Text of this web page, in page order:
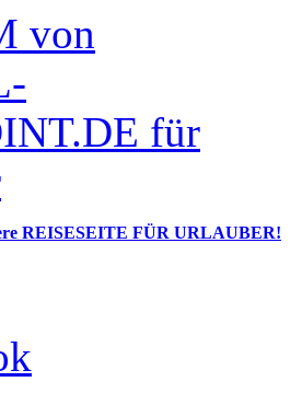
REISESEITE FÜR URLAUBER!